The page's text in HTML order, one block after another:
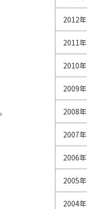
2012年
2011年
2010年
2009年
2008年
2007年
2006年
2005年
2004年